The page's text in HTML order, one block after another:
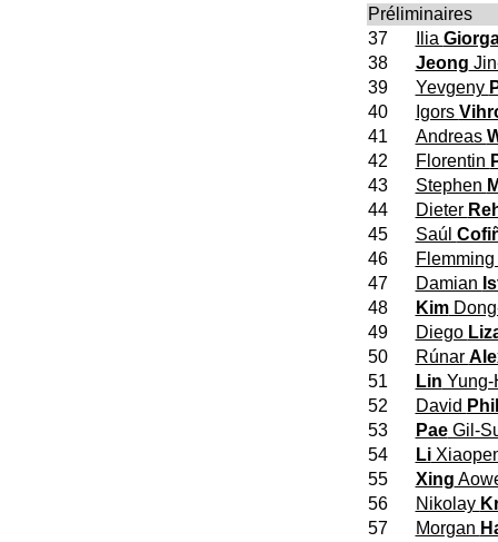
Préliminaires
37
Ilia
38
Jeong
39
Yevgeny
40
Igors
41
Andreas
42
Florentin
43
Stephen
44
Dieter
45
Saúl
46
Flemming
47
Damian
48
Kim
49
Diego
50
Rúnar
51
Lin Yung-
52
David
53
PaeGil-
54
Li
55
Xing
56
Nikolay
57
Morgan